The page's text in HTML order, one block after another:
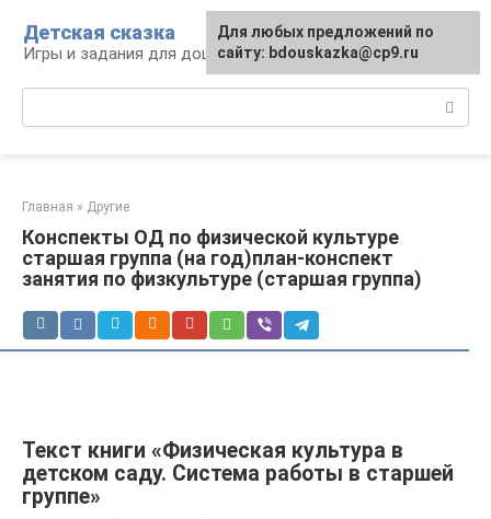
контенту
Детская сказка
Игры и задания для дошкольников
Главная » Другие
Конспекты ОД по физической культуре
старшая группа (на год)план-конспект
занятия по физкультуре (старшая группа)
Текст книги «Физическая культура в
детском саду. Система работы в старшей
группе»
Для любых предложений по
сайту: bdouskazka@cp9.ru